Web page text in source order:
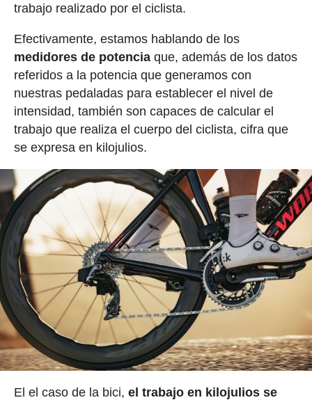
trabajo realizado por el ciclista.
Efectivamente, estamos hablando de los
medidores de potenciaque, además de los datos
referidos a la potencia que generamos con
nuestras pedaladas para establecer el nivel de
intensidad, también son capaces de calcular el
trabajo que realiza el cuerpo del ciclista, cifra que
se expresa en kilojulios.
El el caso de la bici, el trabajo en kilojulios se